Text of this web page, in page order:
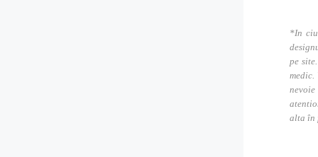
*In
pe
alta în